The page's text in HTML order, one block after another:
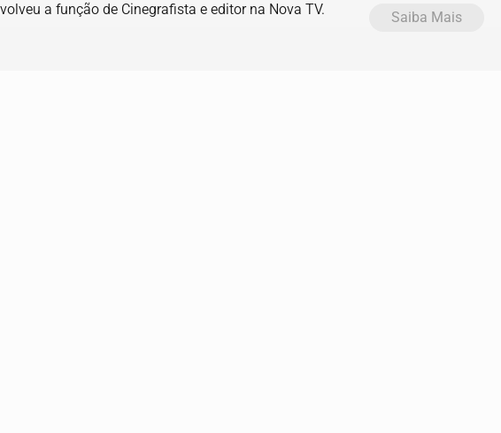
a função de Cinegrafista e editor na Nova TV.
Saiba Mais